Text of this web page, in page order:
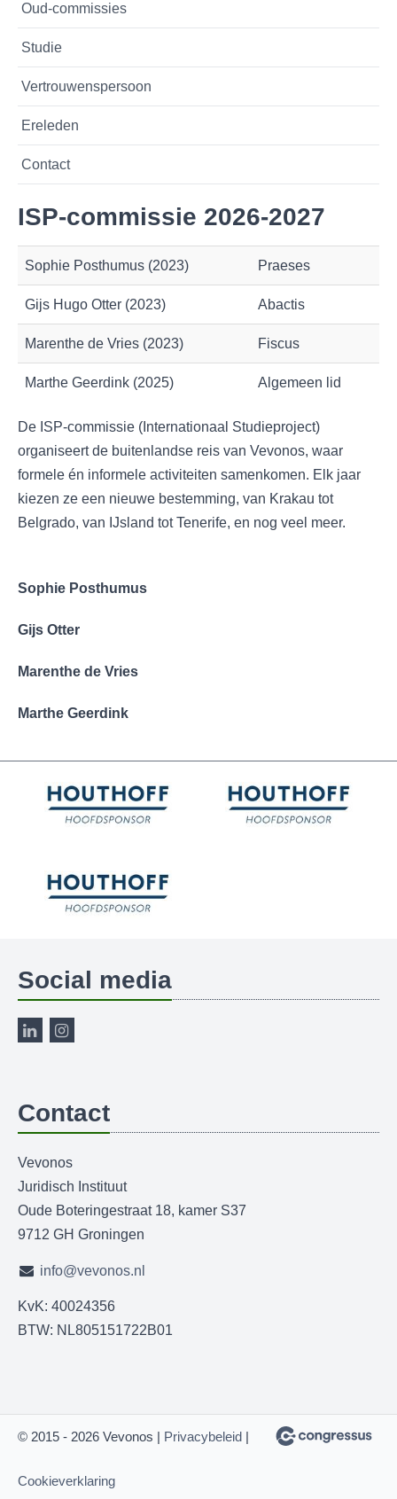
Oud-commissies
Studie
Vertrouwenspersoon
Ereleden
Contact
ISP-commissie 2026-2027
Sophie Posthumus (2023) Praeses
Gijs Hugo Otter (2023) Abactis
Marenthe de Vries (2023) Fiscus
Marthe Geerdink (2025) Algemeen lid
De ISP-commissie (Internationaal Studieproject)
organiseert de buitenlandse reis van Vevonos, waar
formele én informele activiteiten samenkomen. Elk jaar
kiezen ze een nieuwe bestemming, van Krakau tot
Belgrado, van IJsland tot Tenerife, en nog veel meer.
Sophie Posthumus
Gijs Otter
Marenthe de Vries
Marthe Geerdink
Social media
Contact
Vevonos
Juridisch Instituut
Oude Boteringestraat 18, kamer S37
9712 GH Groningen
info@vevonos.nl
KvK: 40024356
BTW: NL805151722B01
© 2015 - 2026 Vevonos | Privacybeleid |
Cookieverklaring